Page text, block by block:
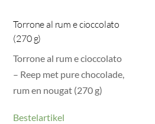
Torrone al rum e cioccolato
(270 g)
Torrone al rum e cioccolato
– Reep met pure chocolade,
rum en nougat (270 g)
Bestelartikel